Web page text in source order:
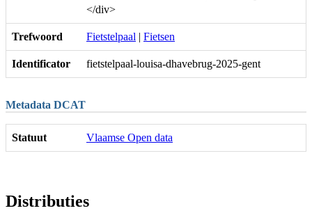
</div>
Trefwoord Fietstelpaal | Fietsen
Identificator fietstelpaal-louisa-dhavebrug-2025-gent
Metadata DCAT
Statuut Vlaamse Open data
Distributies